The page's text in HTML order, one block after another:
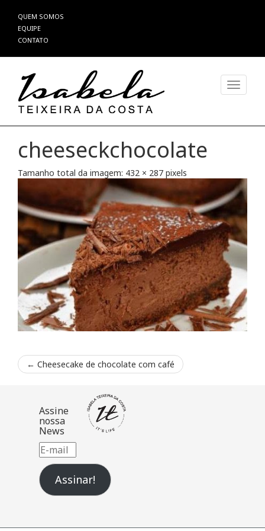
Pular
para
o
QUEM SOMOS
EQUIPE
CONTATO
cheeseckchocolate
Tamanho total da imagem: 432 × 287 pixels
← Cheesecake de chocolate com café
Assine
nossa
News
E-
mail
Assinar!